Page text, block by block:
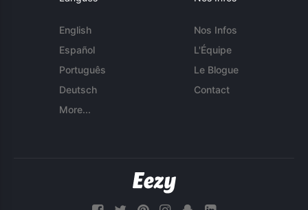
English
Español
Português
Deutsch
More...
Nos Infos
L'Équipe
Le Blogue
Contact